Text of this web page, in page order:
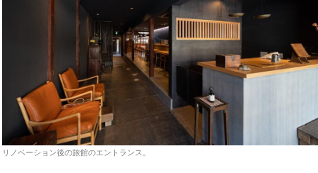
リノベーション後の旅館のエントランス。